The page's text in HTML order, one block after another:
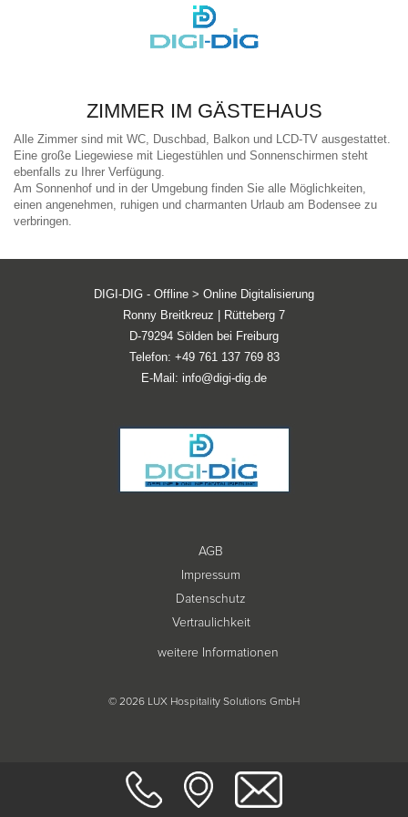
ZIMMER IM GÄSTEHAUS
Alle Zimmer sind mit WC, Duschbad, Balkon und LCD-TV ausgestattet.
Eine große Liegewiese mit Liegestühlen und Sonnenschirmen steht
ebenfalls zu Ihrer Verfügung.
Am Sonnenhof und in der Umgebung finden Sie alle Möglichkeiten,
einen angenehmen, ruhigen und charmanten Urlaub am Bodensee zu
verbringen.
DIGI-DIG - Offline > Online Digitalisierung
Ronny Breitkreuz | Rütteberg 7
D-79294 Sölden bei Freiburg
Telefon: +49 761 137 769 83
E-Mail: info@digi-dig.de
AGB
Impressum
Datenschutz
Vertraulichkeit
weitere Informationen
© 2026 LUX Hospitality Solutions GmbH